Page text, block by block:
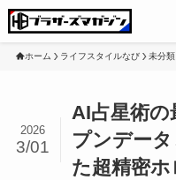
ホーム ライフスタイルなび 未分類
AI占星術の
プンデー
た超精密
2026
3/01